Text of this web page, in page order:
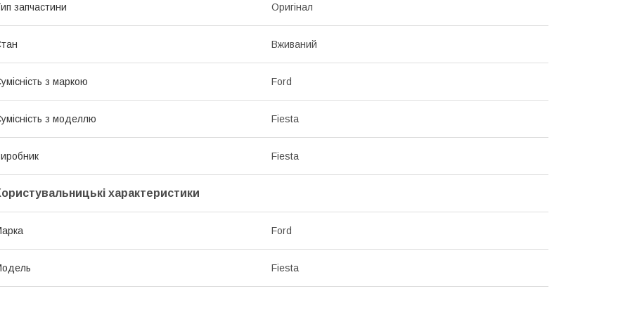
запчастини Оригінал
Вживаний
з маркою Ford
з моделлю Fiesta
Fiesta
характеристики
Ford
Fiesta